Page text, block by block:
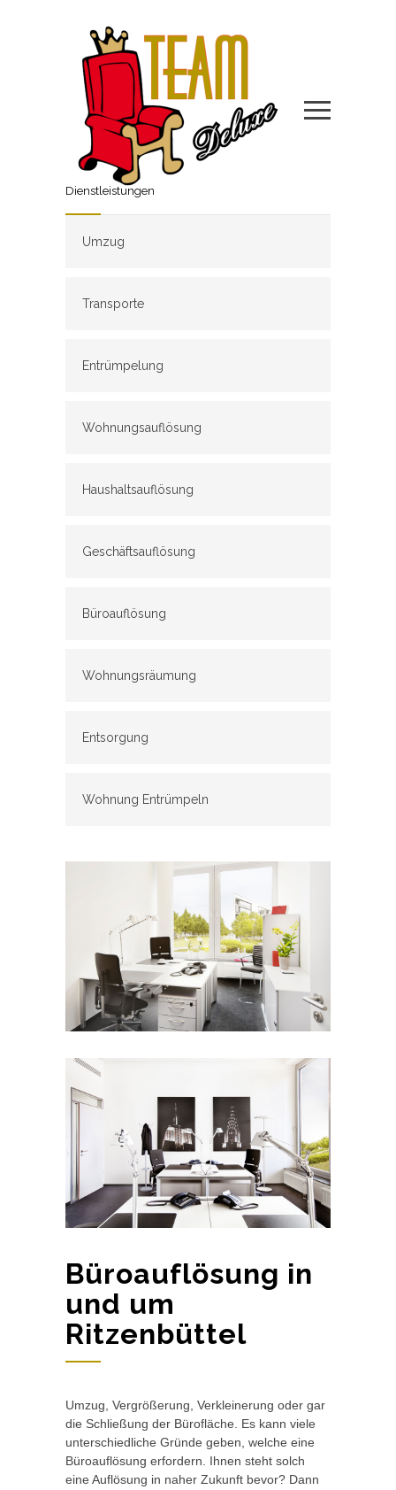
Dienstleistungen
Umzug
Transporte
Entrümpelung
Wohnungsauflösung
Haushaltsauflösung
Geschäftsauflösung
Büroauflösung
Wohnungsräumung
Entsorgung
Wohnung Entrümpeln
Büroauflösung in
und um
Ritzenbüttel
Umzug, Vergrößerung, Verkleinerung oder gar
die Schließung der Bürofläche. Es kann viele
unterschiedliche Gründe geben, welche eine
Büroauflösung erfordern. Ihnen steht solch
eine Auflösung in naher Zukunft bevor? Dann